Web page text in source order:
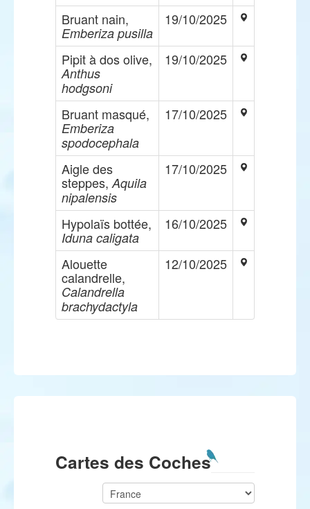
Bruant nain,
Emberiza pusilla
19/10/2025
Pipit à dos olive,
Anthus
hodgsoni
19/10/2025
Bruant masqué,
Emberiza
spodocephala
17/10/2025
Aigle des
steppes, Aquila
nipalensis
17/10/2025
Hypolaïs bottée,
Iduna caligata
16/10/2025
Alouette
calandrelle,
Calandrella
brachydactyla
12/10/2025
Cartes des Coches